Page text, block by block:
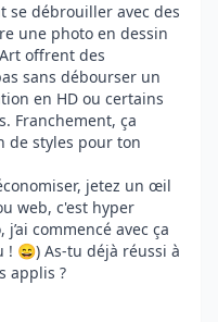
se débrouiller avec des
une photo en dessin
offrent des
sans débourser un
en HD ou certains
Franchement, ça
de styles pour ton
jetez un œil
web, c'est hyper
commencé avec ça
! 😄) As-tu déjà réussi à
applis ?